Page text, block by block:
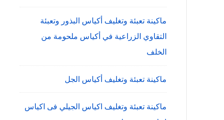
ماكينة تعبئة وتغليف أكياس البذور وتعبئة
التقاوي الزراعية في أكياس ملحومة من
الخلف
ماكينة تعبئة وتغليف أكياس الجل
ماكينة تعبئة وتغليف اكياس الجيلي فى اكياس